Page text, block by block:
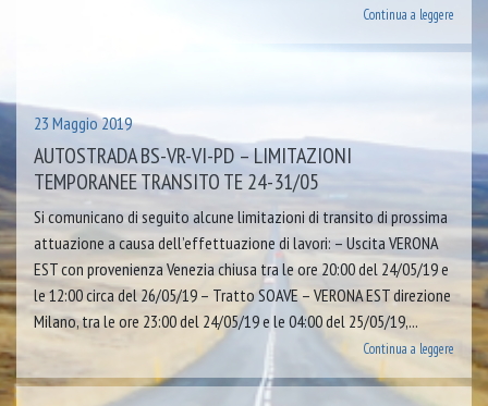
Continua a leggere
23 Maggio 2019
AUTOSTRADA BS-VR-VI-PD – LIMITAZIONI
TEMPORANEE TRANSITO TE 24-31/05
Si comunicano di seguito alcune limitazioni di transito di prossima
attuazione a causa dell’effettuazione di lavori: – Uscita VERONA
EST con provenienza Venezia chiusa tra le ore 20:00 del 24/05/19 e
le 12:00 circa del 26/05/19 – Tratto SOAVE – VERONA EST direzione
Milano, tra le ore 23:00 del 24/05/19 e le 04:00 del 25/05/19,...
Continua a leggere